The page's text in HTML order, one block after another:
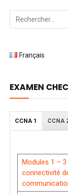
Français
EXAMEN
CCNA 1 CCNA
Modules 1 –
connectivité